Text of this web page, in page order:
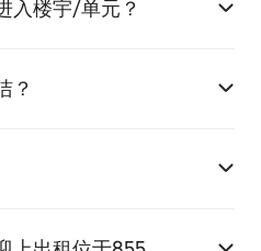
入楼宇/单元？
？